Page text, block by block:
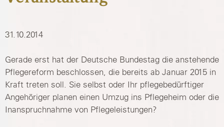
31.10.2014
Gerade erst hat der Deutsche Bundestag die anstehende
Pflegereform beschlossen, die bereits ab Januar 2015 in
Kraft treten soll. Sie selbst oder Ihr pflegebedürftiger
Angehöriger planen einen Umzug ins Pflegeheim oder die
Inanspruchnahme von Pflegeleistungen?